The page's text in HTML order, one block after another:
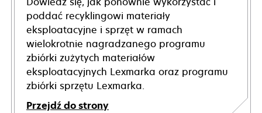
poddać recyklingowi materiały
eksploatacyjne i sprzęt w ramach
wielokrotnie nagradzanego programu
zbiórki zużytych materiałów
eksploatacyjnych Lexmarka oraz programu
zbiórki sprzętu Lexmarka.
Przejdź do strony